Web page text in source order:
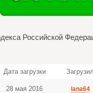
Российской
Дата загрузки Загрузил
28 мая 2016 lana64